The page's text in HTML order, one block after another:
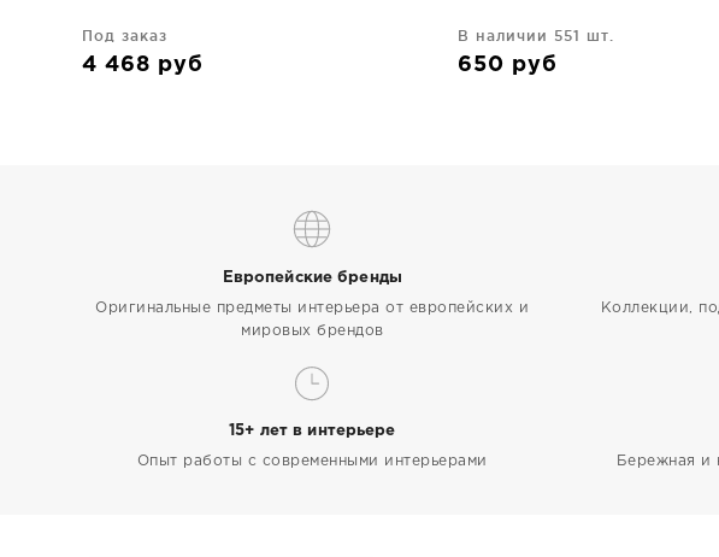
Под заказ
4 468 руб
В наличии 551 шт.
650 руб
Европейские бренды
Оригинальные предметы интерьера от европейских и
мировых брендов
Коллекции,
15+ лет в интерьере
Опыт работы с современными интерьерами Бережная и